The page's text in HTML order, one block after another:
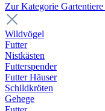
Zur Kategorie Gartentiere
Wildvögel
Futter
Nistkästen
Futterspender
Futter Häuser
Schildkröten
Gehege